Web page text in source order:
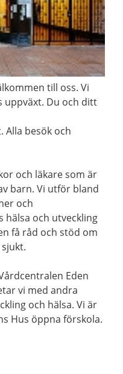
till oss. Vi
uppväxt. Du och ditt
besök och
och läkare som är
barn. Vi utför bland
och
hälsa och utveckling
få råd och stöd om
Eden
vi med andra
och hälsa. Vi är
Hus öppna förskola.